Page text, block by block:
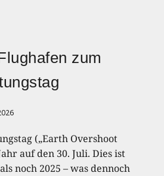
zum
(„Earth Overshoot
auf den 30. Juli. Dies ist
noch 2025 – was dennoch